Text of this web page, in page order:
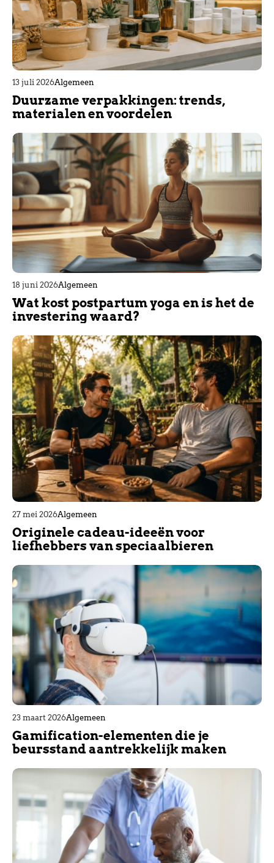
13 juli 2026Algemeen
Duurzame verpakkingen: trends,
materialen en voordelen
18 juni 2026Algemeen
Wat kost postpartum yoga en is het de
investering waard?
27 mei 2026Algemeen
Originele cadeau-ideeën voor
liefhebbers van speciaalbieren
23 maart 2026Algemeen
Gamification-elementen die je
beursstand aantrekkelijk maken